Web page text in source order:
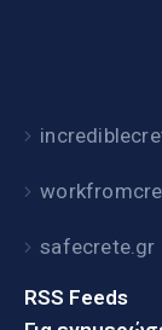
safecrete.gr
RSS Feeds